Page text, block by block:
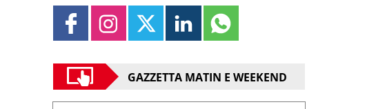
GAZZETTA MATIN E WEEKEND